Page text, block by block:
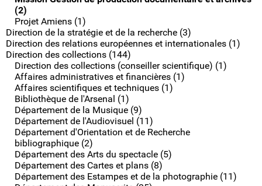
(2)
Projet Amiens (1)
Direction de la stratégie et de la recherche (3)
Direction des relations européennes et internationales (1)
Direction des collections (144)
Direction des collections (conseiller scientifique) (1)
Affaires administratives et financières (1)
Affaires scientifiques et techniques (1)
Bibliothèque de l'Arsenal (1)
Département de la Musique (9)
Département de l'Audiovisuel (11)
Département d'Orientation et de Recherche
bibliographique (2)
Département des Arts du spectacle (5)
Département des Cartes et plans (8)
Département des Estampes et de la photographie (11)